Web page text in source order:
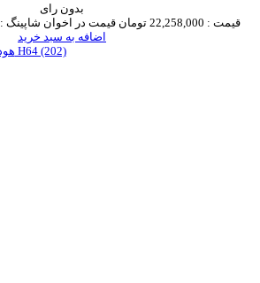
بدون رای
قیمت : 22,258,000 تومان قیمت در اخوان شاپینگ :
اضافه به سبد خرید